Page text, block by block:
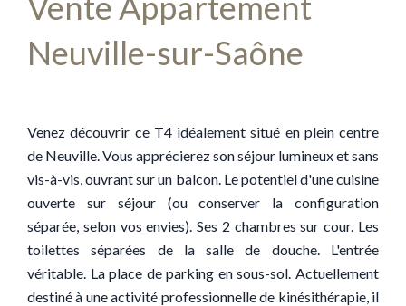
Neuville-sur-Saône
Venez découvrir ce T4 idéalement situé en plein centre
de Neuville. Vous apprécierez son séjour lumineux et sans
vis-à-vis, ouvrant sur un balcon. Le potentiel d'une cuisine
ouverte sur séjour (ou conserver la configuration
séparée, selon vos envies). Ses 2 chambres sur cour. Les
toilettes séparées de la salle de douche. L'entrée
véritable. La place de parking en sous-sol. Actuellement
destiné à une activité professionnelle de kinésithérapie, il